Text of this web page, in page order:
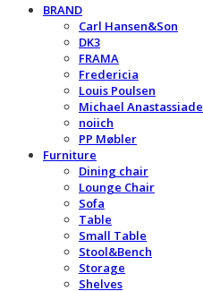
BRAND
Carl Hansen&Son
DK3
FRAMA
Fredericia
Louis Poulsen
Michael Anastassiade
noiich
PP Møbler
Furniture
Dining chair
Lounge Chair
Sofa
Table
Small Table
Stool&Bench
Storage
Shelves